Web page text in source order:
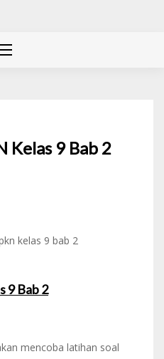
Kelas 9 Bab 2
9 Bab 2
mencoba latihan soal